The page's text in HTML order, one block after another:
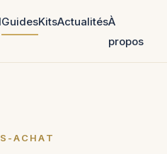
GuidesKitsActualitésÀ
propos
ACHAT